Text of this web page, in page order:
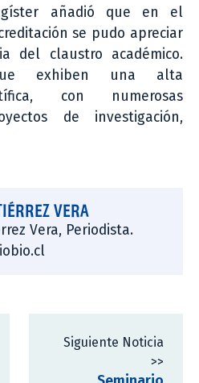
añadió que en el
se pudo apreciar
del claustro académico.
exhiben una alta
con numerosas
de investigación,
VERA
Vera, Periodista.
Siguiente Noticia
>>